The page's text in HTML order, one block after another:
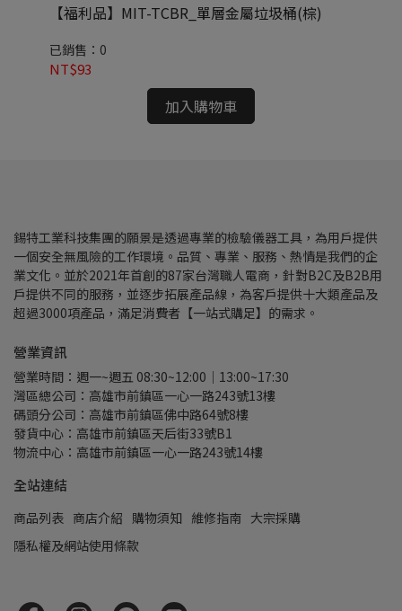
【福利品】MIT-TCBR_單層金屬垃圾桶(棕)
已銷售：0
NT$93
加入購物車
錫特工業科技集團的願景是透過專業的檢驗儀器工具，為用戶提供
一個安全無風險的工作環境。品質、專業、服務、熱情是我們的企
業文化。並於2021年首創的87家台灣職人電商，針對B2C及B2B用
戶提供不同的服務，並逐步拓展產品線，為客戶提供十大類產品及
超過3000項產品，滿足消費者【一站式購足】的需求。
營業資訊
營業時間：週一~週五 08:30~12:00｜13:00~17:30
灣區總公司：高雄市前鎮區一心一路243號13樓
碼頭分公司：高雄市前鎮區佛中路64號8樓
發貨中心：高雄市前鎮區天后街33號B1
物流中心：高雄市前鎮區一心一路243號14樓
全站連結
商品列表 商店介紹 購物須知 維修指南 大宗採購
隱私權及網站使用條款